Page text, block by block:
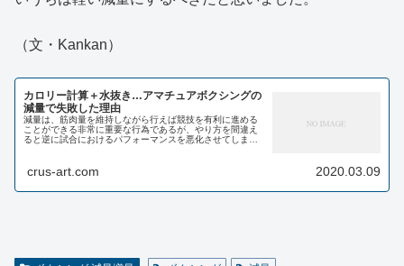
（文・Kankan）
カロリー計算＋水抜き…アマチュアボクシングの
減量で失敗した理由
減量は、筋肉量を維持しながら行えば競技を有利に進める
ことができる非常に重要な行為であるが、やり方を間違え
ると逆に試合におけるパフォーマンスを悪化させてしま
crus-art.com 2020.03.09